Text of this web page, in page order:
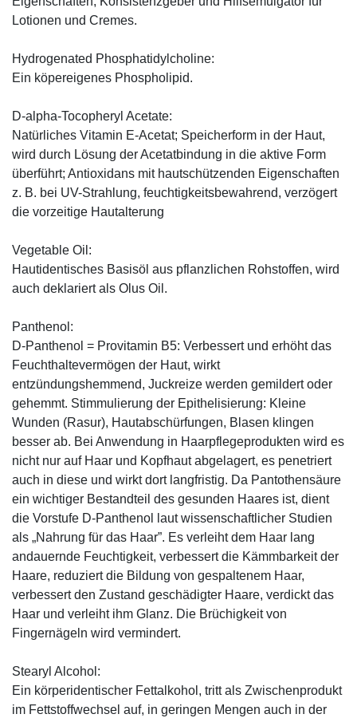
Lotionen und Cremes.
Hydrogenated Phosphatidylcholine:
Ein köpereigenes Phospholipid.
D-alpha-Tocopheryl Acetate:
Natürliches Vitamin E-Acetat; Speicherform in der Haut,
wird durch Lösung der Acetatbindung in die aktive Form
überführt; Antioxidans mit hautschützenden Eigenschaften
z. B. bei UV-Strahlung, feuchtigkeitsbewahrend, verzögert
die vorzeitige Hautalterung
Vegetable Oil:
Hautidentisches Basisöl aus pflanzlichen Rohstoffen, wird
auch deklariert als Olus Oil.
Panthenol:
D-Panthenol = Provitamin B5: Verbessert und erhöht das
Feuchthaltevermögen der Haut, wirkt
entzündungshemmend, Juckreize werden gemildert oder
gehemmt. Stimmulierung der Epithelisierung: Kleine
Wunden (Rasur), Hautabschürfungen, Blasen klingen
besser ab. Bei Anwendung in Haarpflegeprodukten wird es
nicht nur auf Haar und Kopfhaut abgelagert, es penetriert
auch in diese und wirkt dort langfristig. Da Pantothensäure
ein wichtiger Bestandteil des gesunden Haares ist, dient
die Vorstufe D-Panthenol laut wissenschaftlicher Studien
als „Nahrung für das Haar”. Es verleiht dem Haar lang
andauernde Feuchtigkeit, verbessert die Kämmbarkeit der
Haare, reduziert die Bildung von gespaltenem Haar,
verbessert den Zustand geschädigter Haare, verdickt das
Haar und verleiht ihm Glanz. Die Brüchigkeit von
Fingernägeln wird vermindert.
Stearyl Alcohol:
Ein körperidentischer Fettalkohol, tritt als Zwischenprodukt
im Fettstoffwechsel auf, in geringen Mengen auch in der